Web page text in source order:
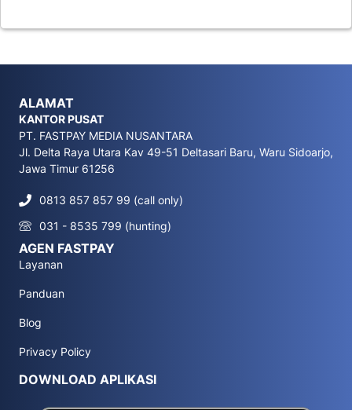
ALAMAT
KANTOR PUSAT
PT. FASTPAY MEDIA NUSANTARA
Jl. Delta Raya Utara Kav 49-51 Deltasari Baru, Waru Sidoarjo,
Jawa Timur 61256
0813 857 857 99 (call only)
031 - 8535 799 (hunting)
AGEN FASTPAY
Layanan
Panduan
Blog
Privacy Policy
DOWNLOAD APLIKASI